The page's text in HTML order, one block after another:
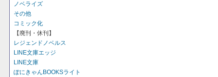
ノベライズ
その他
コミック化
【廃刊・休刊】
レジェンドノベルス
LINE文庫エッジ
LINE文庫
ぽにきゃんBOOKSライト